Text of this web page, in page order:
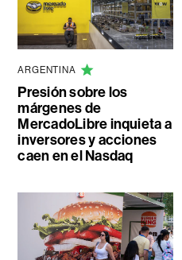
ARGENTINA
Presión sobre los
márgenes de
MercadoLibre inquieta a
inversores y acciones
caen en el Nasdaq